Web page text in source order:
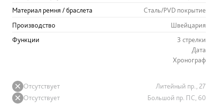
Материал ремня / браслета
Сталь/PVD покрытие
Производство
Швейцария
Функции
3 стрелки
Дата
Хронограф
Отсутствует
Литейный пр., 27
Отсутствует
Большой пр. ПС, 60